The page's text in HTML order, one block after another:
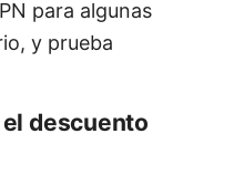
para algunas
y prueba
descuento